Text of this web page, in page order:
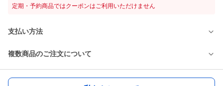
定期・予約商品ではクーポンはご利用いただけません
支払い方法
複数商品のご注文について